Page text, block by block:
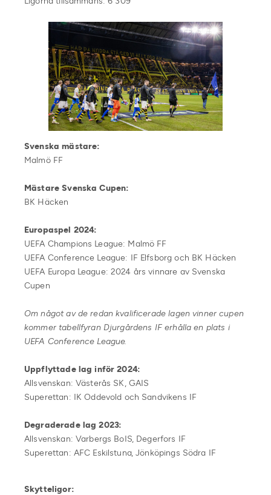
Svenska mästare:
Malmö FF
Mästare Svenska Cupen:
BK Häcken
Europaspel 2024:
UEFA Champions League: Malmö FF
UEFA Conference League: IF Elfsborg och BK Häcken
UEFA Europa League: 2024 års vinnare av Svenska
Cupen
Om något av de redan kvalificerade lagen vinner cupen
kommer tabellfyran Djurgårdens IF erhålla en plats i
UEFA Conference League.
Uppflyttade lag inför 2024:
Allsvenskan: Västerås SK, GAIS
Superettan: IK Oddevold och Sandvikens IF
Degraderade lag 2023:
Allsvenskan: Varbergs BoIS, Degerfors IF
Superettan: AFC Eskilstuna, Jönköpings Södra IF
Skytteligor: